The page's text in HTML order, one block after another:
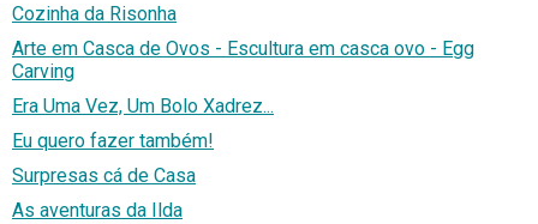
Cozinha da Risonha
Arte em Casca de Ovos - Escultura em casca ovo - Egg
Carving
Era Uma Vez, Um Bolo Xadrez...
Eu quero fazer também!
Surpresas cá de Casa
As aventuras da Ilda